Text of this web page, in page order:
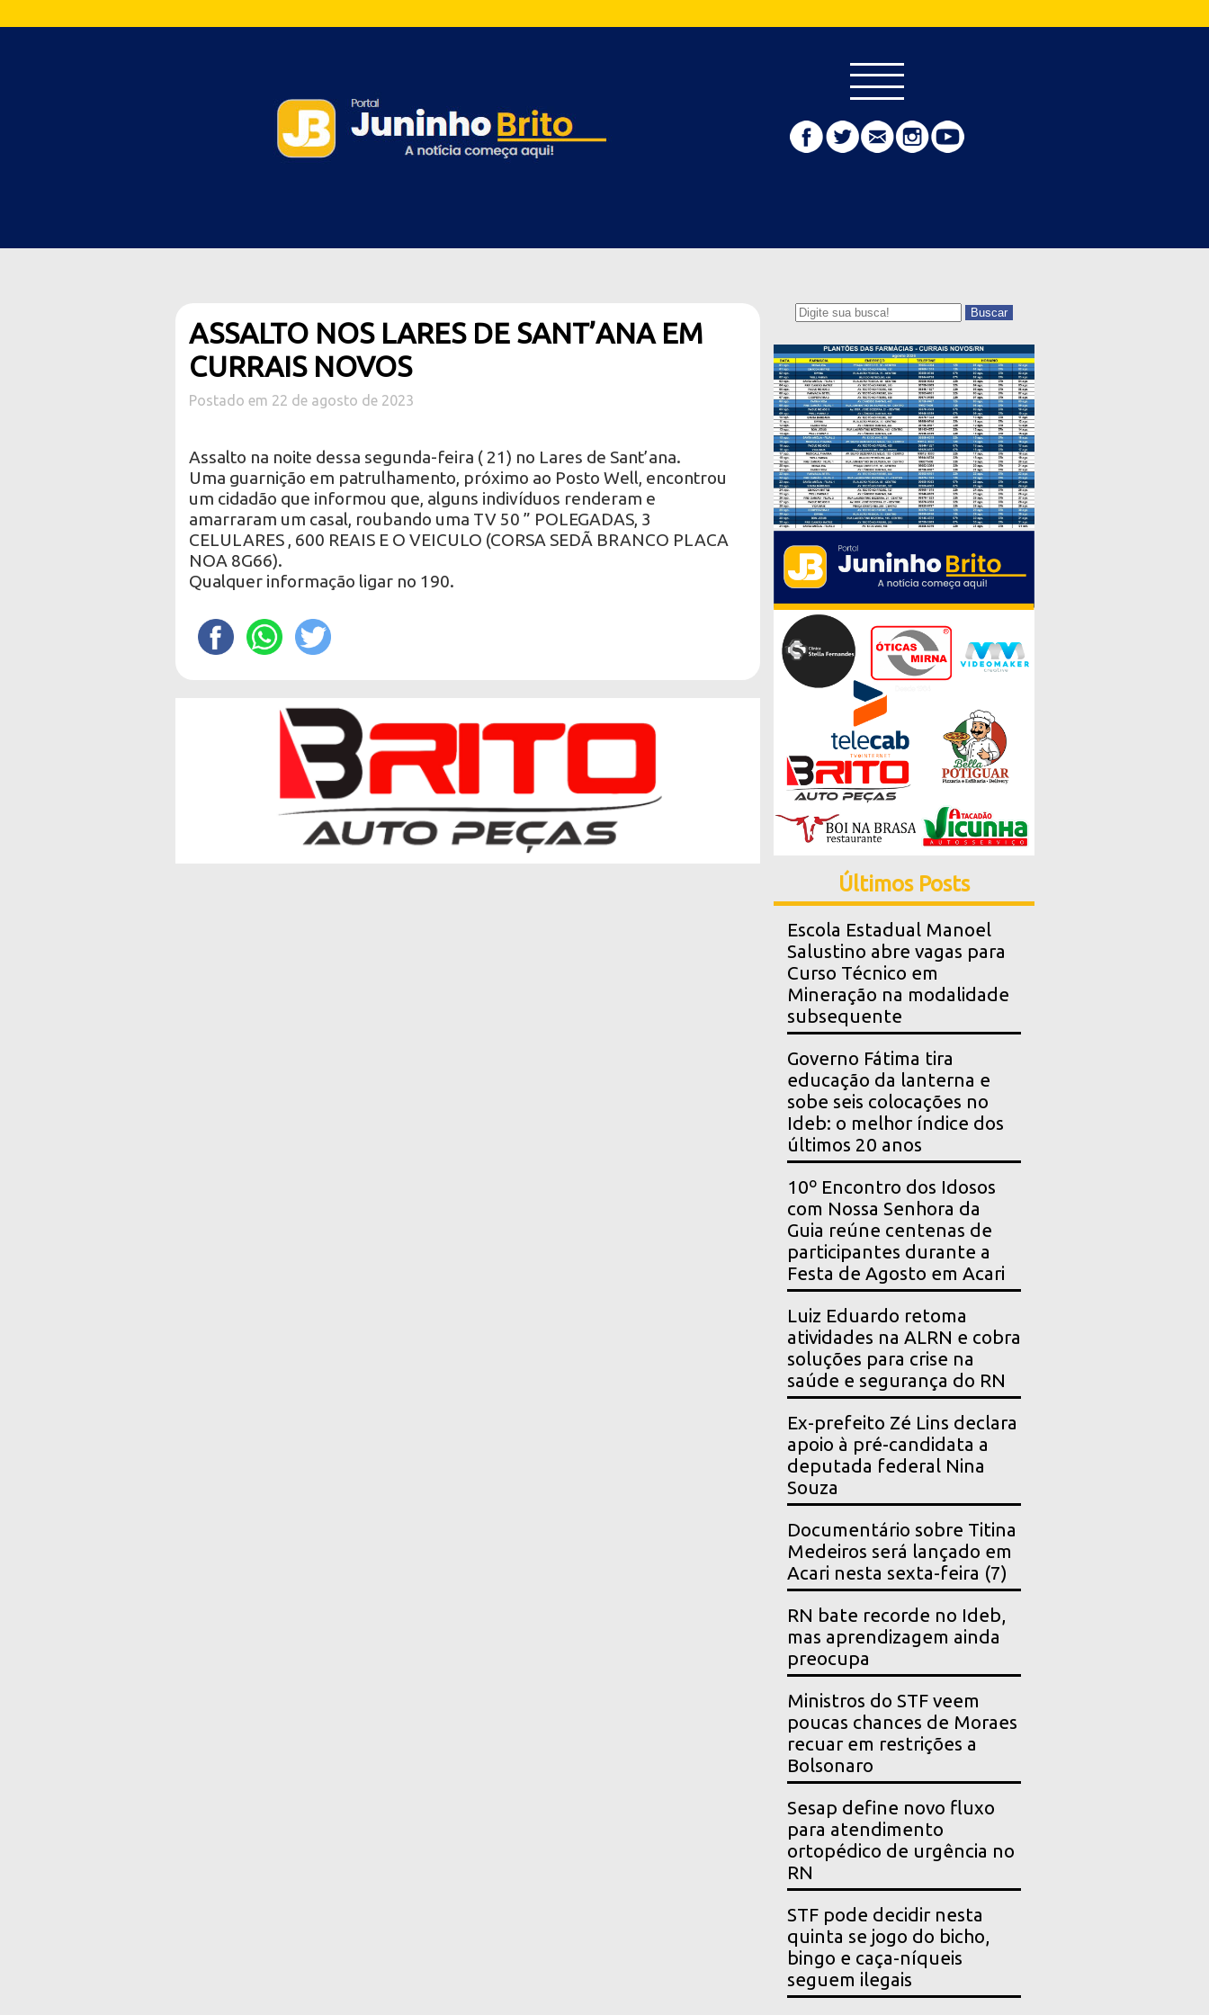
ASSALTO NOS LARES DE SANT’ANA EM
CURRAIS NOVOS
Postado em 22 de agosto de 2023
Assalto na noite dessa segunda-feira ( 21) no Lares de Sant’ana.
Uma guarnição em patrulhamento, próximo ao Posto Well, encontrou
um cidadão que informou que, alguns indivíduos renderam e
amarraram um casal, roubando uma TV 50 ” POLEGADAS, 3
CELULARES , 600 REAIS E O VEICULO (CORSA SEDÃ BRANCO PLACA
NOA 8G66).
Qualquer informação ligar no 190.
Buscar
Últimos Posts
Escola Estadual Manoel
Salustino abre vagas para
Curso Técnico em
Mineração na modalidade
subsequente
Governo Fátima tira
educação da lanterna e
sobe seis colocações no
Ideb: o melhor índice dos
últimos 20 anos
10º Encontro dos Idosos
com Nossa Senhora da
Guia reúne centenas de
participantes durante a
Festa de Agosto em Acari
Luiz Eduardo retoma
atividades na ALRN e cobra
soluções para crise na
saúde e segurança do RN
Ex-prefeito Zé Lins declara
apoio à pré-candidata a
deputada federal Nina
Souza
Documentário sobre Titina
Medeiros será lançado em
Acari nesta sexta-feira (7)
RN bate recorde no Ideb,
mas aprendizagem ainda
preocupa
Ministros do STF veem
poucas chances de Moraes
recuar em restrições a
Bolsonaro
Sesap define novo fluxo
para atendimento
ortopédico de urgência no
RN
STF pode decidir nesta
quinta se jogo do bicho,
bingo e caça-níqueis
seguem ilegais